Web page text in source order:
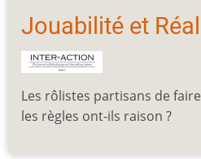
Jouabilité et
Les rôlistes partisans de
les règles ont-ils raison ?